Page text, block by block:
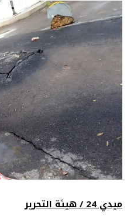
ميدي 24 / هيئة التحرير